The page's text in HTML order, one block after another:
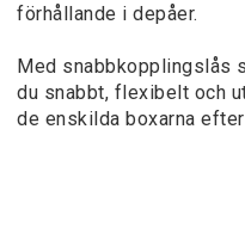
förhållande i depåer.
Med snabbkopplingslås
du snabbt, flexibelt och
de enskilda boxarna